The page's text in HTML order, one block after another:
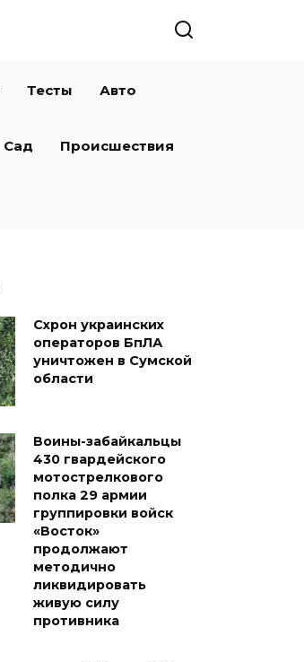
Тесты Авто
Сад Происшествия
Схрон украинских
операторов БпЛА
уничтожен в Сумской
области
Воины-забайкальцы
430 гвардейского
мотострелкового
полка 29 армии
группировки войск
«Восток»
продолжают
методично
ликвидировать
живую силу
противника